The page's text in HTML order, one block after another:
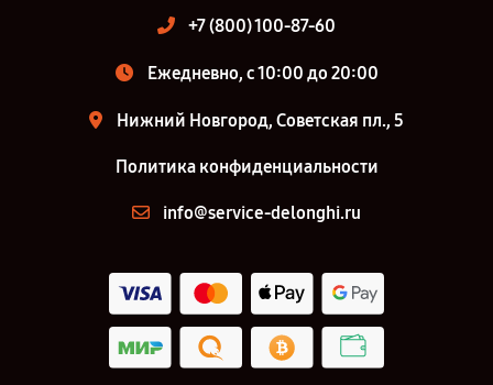
+7 (800) 100-87-60
Ежедневно, с 10:00 до 20:00
Нижний Новгород, Советская пл., 5
Политика конфиденциальности
info@service-delonghi.ru